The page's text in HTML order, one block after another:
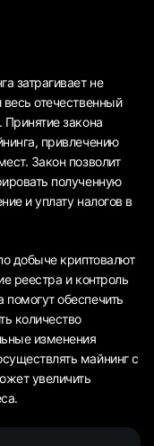
затрагивает не
отечественный
закона
привлечению
Закон позволит
полученную
и уплату налогов в
добыче криптовалют
реестра и контроль
обеспечить
количество
изменения
майнинг с
увеличить